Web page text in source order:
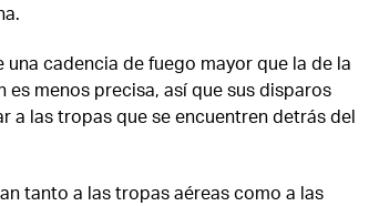
una cadencia de fuego mayor que la de la
es menos precisa, así que sus disparos
a las tropas que se encuentren detrás del
tanto a las tropas aéreas como a las